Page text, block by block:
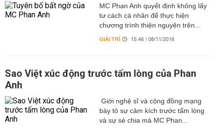
MC Phan Anh quyết định không lấy
tư cách cá nhân để thực hiện
chương trình thiện nguyện trên...
GIẢI TRÍ 15:46 | 08/11/2016
Sao Việt xúc động trước tấm lòng của Phan
Anh
Giới nghệ sĩ và cộng đồng mạng
bày tỏ sự cảm kích trước tấm lòng
và sự sẻ chia mà MC Phan...